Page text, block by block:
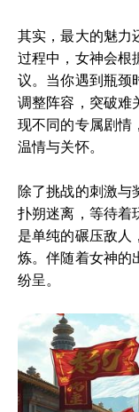
其实，最大的魅力
过程中，女神会根
议。当你遇到瓶颈
调整阵容，突破难
现不同的专属剧情
温情与关怀。
除了挑战的刺激与
扑朔迷离，等待着
是单纯的碾压敌人
炼。伴随着女神的
纷呈。